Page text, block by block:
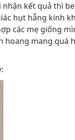
kết quả thì
hụt hẫng kinh
các mẹ giống
hoang mang quá